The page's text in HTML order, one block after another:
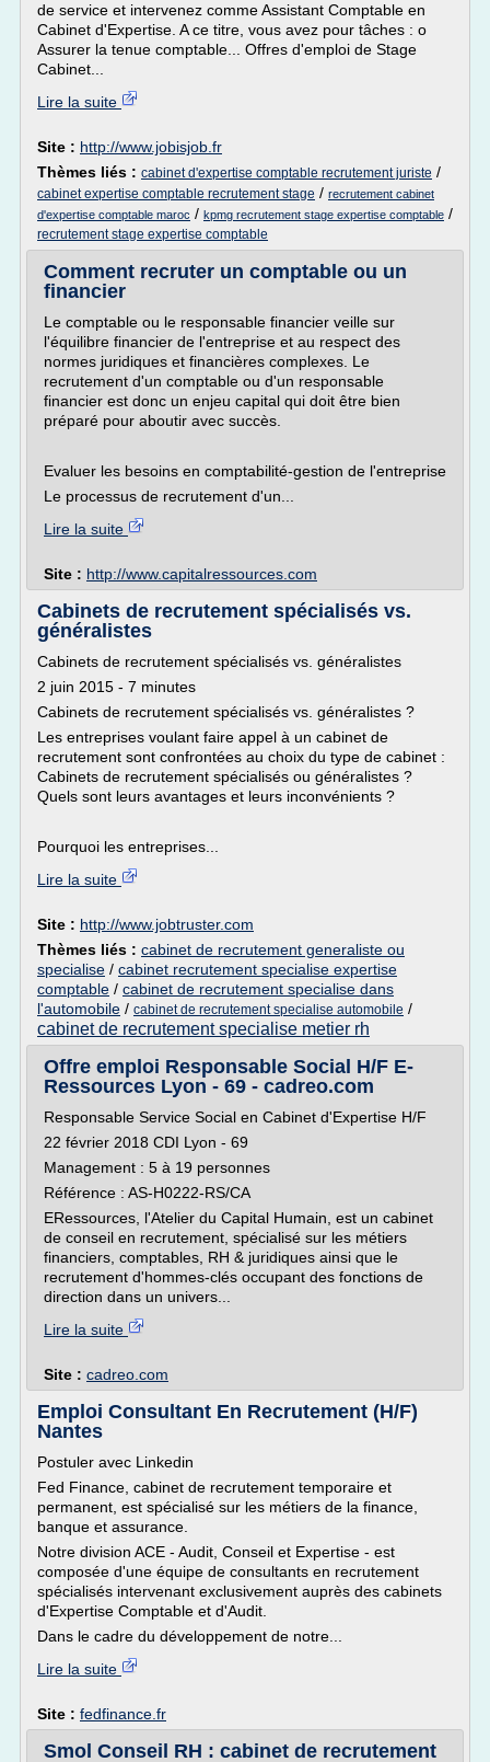
de service et intervenez comme Assistant Comptable en
Cabinet d'Expertise. A ce titre, vous avez pour tâches : o
Assurer la tenue comptable... Offres d'emploi de Stage
Cabinet...
Lire la suite
Site : http://www.jobisjob.fr
Thèmes liés : cabinet d'expertise comptable recrutement juriste /
cabinet expertise comptable recrutement stage / recrutement cabinet
d'expertise comptable maroc / kpmg recrutement stage expertise comptable /
recrutement stage expertise comptable
Comment recruter un comptable ou un
financier
Le comptable ou le responsable financier veille sur
l'équilibre financier de l'entreprise et au respect des
normes juridiques et financières complexes. Le
recrutement d'un comptable ou d'un responsable
financier est donc un enjeu capital qui doit être bien
préparé pour aboutir avec succès.
Evaluer les besoins en comptabilité-gestion de l'entreprise
Le processus de recrutement d'un...
Lire la suite
Site : http://www.capitalressources.com
Cabinets de recrutement spécialisés vs.
généralistes
Cabinets de recrutement spécialisés vs. généralistes
2 juin 2015 - 7 minutes
Cabinets de recrutement spécialisés vs. généralistes ?
Les entreprises voulant faire appel à un cabinet de
recrutement sont confrontées au choix du type de cabinet :
Cabinets de recrutement spécialisés ou généralistes ?
Quels sont leurs avantages et leurs inconvénients ?
Pourquoi les entreprises...
Lire la suite
Site : http://www.jobtruster.com
Thèmes liés : cabinet de recrutement generaliste ou
specialise / cabinet recrutement specialise expertise
comptable / cabinet de recrutement specialise dans
l'automobile / cabinet de recrutement specialise automobile /
cabinet de recrutement specialise metier rh
Offre emploi Responsable Social H/F E-
Ressources Lyon - 69 - cadreo.com
Responsable Service Social en Cabinet d'Expertise H/F
22 février 2018 CDI Lyon - 69
Management : 5 à 19 personnes
Référence : AS-H0222-RS/CA
ERessources, l'Atelier du Capital Humain, est un cabinet
de conseil en recrutement, spécialisé sur les métiers
financiers, comptables, RH & juridiques ainsi que le
recrutement d'hommes-clés occupant des fonctions de
direction dans un univers...
Lire la suite
Site : cadreo.com
Emploi Consultant En Recrutement (H/F)
Nantes
Postuler avec Linkedin
Fed Finance, cabinet de recrutement temporaire et
permanent, est spécialisé sur les métiers de la finance,
banque et assurance.
Notre division ACE - Audit, Conseil et Expertise - est
composée d'une équipe de consultants en recrutement
spécialisés intervenant exclusivement auprès des cabinets
d'Expertise Comptable et d'Audit.
Dans le cadre du développement de notre...
Lire la suite
Site : fedfinance.fr
Smol Conseil RH : cabinet de recrutement